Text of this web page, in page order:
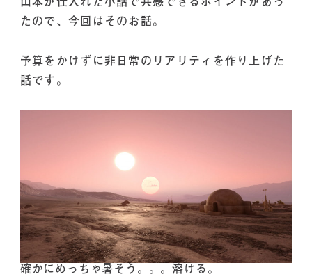
たので、今回はそのお話。
予算をかけずに非日常のリアリティを作り上げた
話です。
確かにめっちゃ暑そう。。。溶ける。